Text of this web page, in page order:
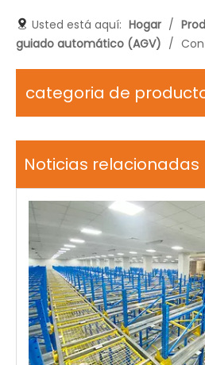
Usted está aquí: Hogar /
guiado automático (AGV) /
categoria de
Noticias relacionadas